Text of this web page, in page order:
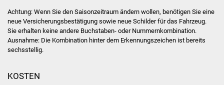
Kinder- und
Familienzentrum
Stadtwerke
Achtung: Wenn Sie den Saisonzeitraum ändern wollen, benötigen Sie eine
neue Versicherungsbestätigung sowie neue Schilder für das Fahrzeug.
Sie erhalten keine andere Buchstaben- oder Nummernkombination.
Ausnahme: Die Kombination hinter dem Erkennungszeichen ist bereits
sechsstellig.
KOSTEN